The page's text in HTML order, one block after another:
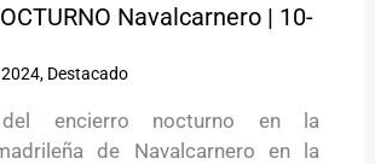
Navalcarnero | 10-
2024, Destacado
del encierro nocturno en la
de Navalcarnero en la